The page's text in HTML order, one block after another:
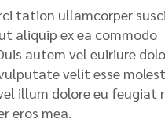
tation ullamcorper
aliquip ex ea commodo
autem vel euiriure
velit esse
illum dolore eu feugiat
eros mea.